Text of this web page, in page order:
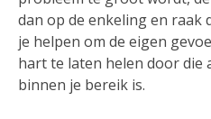
dan op de enkeling en raak
je helpen om de eigen
hart te laten helen door die
binnen je bereik is.